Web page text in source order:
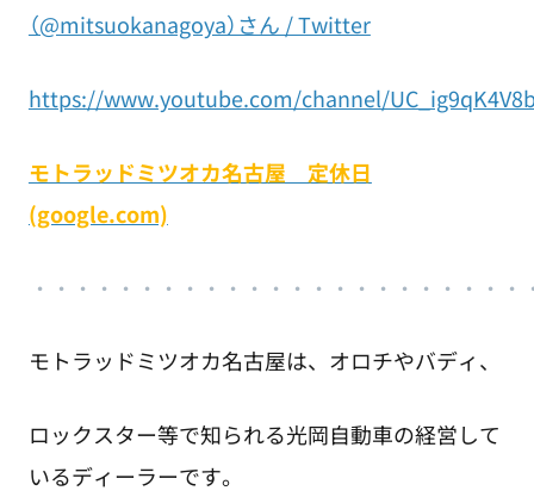
（@mitsuokanagoya）さん / Twitter
https://www.youtube.com/channel/
モトラッドミツオカ名古屋 定休日
(google.com)
・ ・・・・・・・・・・・・・・・・・・・・・
モトラッドミツオカ名古屋は、オロチやバディ、
ロックスター等で知られる光岡自動車の経営して
いるディーラーです。